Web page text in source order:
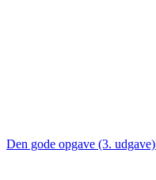
Den gode opgave (3. udgave)